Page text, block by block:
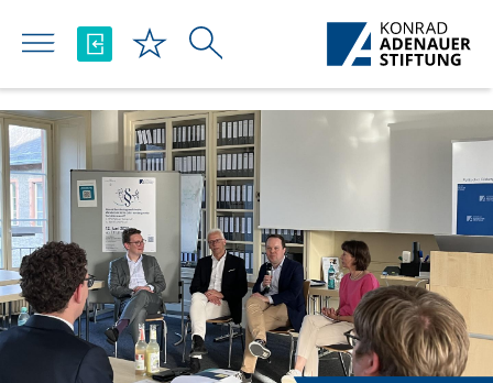
تخطي إلى المحتوى الرئيسي